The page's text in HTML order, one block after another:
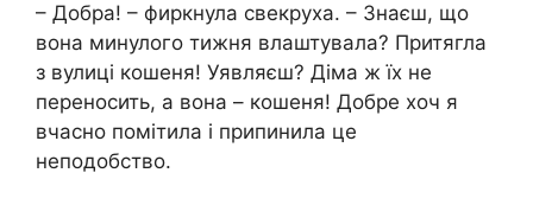
– Добра! – фиркнула свекруха. – Знаєш, що
вона минулого тижня влаштувала? Притягла
з вулиці кошеня! Уявляєш? Діма ж їх не
переносить, а вона – кошеня! Добре хоч я
вчасно помітила і припинила це
неподобство.